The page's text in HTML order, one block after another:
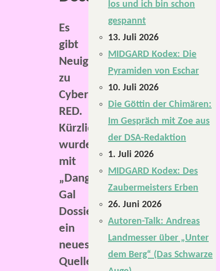
Es
gibt
Neuigkeiten
zu
Cyberpunk
RED.
Kürzlich
wurde
mit
„Danger
Gal
Dossier“
ein
neues
Quellenbuch
los und ich bin schon
gespannt
13. Juli 2026
MIDGARD Kodex: Die
Pyramiden von Eschar
10. Juli 2026
Die Göttin der Chimären:
Im Gespräch mit Zoe aus
der DSA-Redaktion
1. Juli 2026
MIDGARD Kodex: Des
Zaubermeisters Erben
26. Juni 2026
Autoren-Talk: Andreas
Landmesser über „Unter
dem Berg“ (Das Schwarze